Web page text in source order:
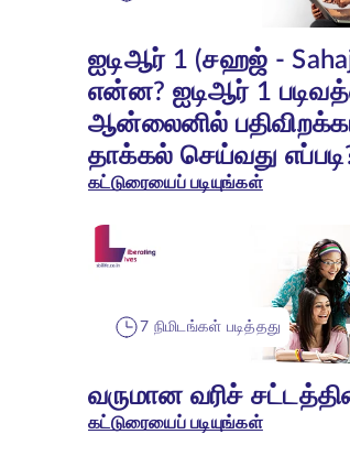
ஐடிஆர் 1 (சஹஜ் -
என்ன? ஐடிஆர் 1
ஆன்லைனில்
தாக்கல் செய்வது
கட்டுரையைப் படியுங்கள்
7 நிமிடங்கள் படித்தது
வருமான வரிச் சட்டத்தின்
கட்டுரையைப் படியுங்கள்